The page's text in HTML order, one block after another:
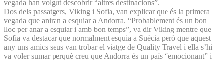
vegada han volgut descobrir “altres destinacions”.
Dos dels passatgers, Viking i Sofia, van explicar que és la primera
vegada que aniran a esquiar a Andorra. “Probablement és un bon
lloc per anar a esquiar i amb bon temps”, va dir Viking mentre que
Sofia va destacar que normalment esquia a Suècia però que aquest
any uns amics seus van trobar el viatge de Quality Travel i ella s’hi
va voler sumar perquè creu que Andorra és un país “emocionant” i